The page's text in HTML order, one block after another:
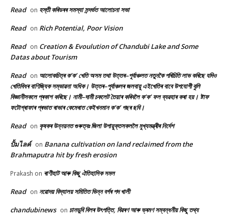
Read on হস্তী কৰিডৰৰ সমস্যা সন্দৰ্ভত আলোচনা সভা
Read on Rich Potential, Poor Vision
Read on Creation & Evoulution of Chandubi Lake and Some
Datas about Tourism
Read on আলোকচিত্ৰ ক’ক’ খেতি অসম তথা উত্তৰ–পূৰ্বাঞ্চলত নতুনকৈ পৰিচিতি লাভ কৰিছে যদিও
খেতিবিধৰ বাণিজ্যিক সম্ভাৱনা অধিক। উত্তৰ–পূৰ্বাঞ্চলৰ জলবায়ু এইখেতিৰ বাবে উপযোগী বুলি
বিজ্ঞানীসকলে প্ৰকাশ কৰিছে। নামী–দামী চকলেট তৈয়াৰ কৰিবলৈ ক’ক’ ফল ব্যৱহাৰ কৰা হয়। ষ্টাফ
ফটোগ্ৰাফাৰ প্ৰভাত ৰাভাৰ কেমেৰাত কেইখনমান ক’ক’ গছৰ ছবি।
Read on কৃষকৰ উন্নয়নত গুৰুত্বঃ জিলা উপায়ুক্তসকললৈ মুখ্যমন্ত্ৰীৰ নিৰ্দেশ
ปั้มไลค์ on Banana cultivation on land reclaimed from the
Brahmaputra hit by fresh erosion
Prakash on ৰাণীহাট আৰু কিছু ঐতিহাসিক সমল
Read on নৱোদয় বিদ্যালয় সমিতিত ভিন্ন বৰ্গৰ পদ খালী
chandubinews on চানডুবি বিলৰ উৎপত্তি, বিৱৰণ আৰু ভ্ৰমণ সম্বন্ধনীয় কিছু তথ্য